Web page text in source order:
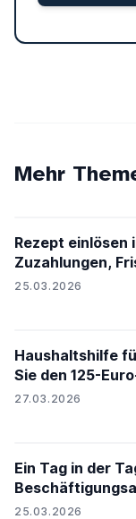
Mehr
Rezept einlösen
Zuzahlungen,
25.03.2026
Haushaltshilfe
Sie den 125-
27.03.2026
Ein Tag in der
25.03.2026